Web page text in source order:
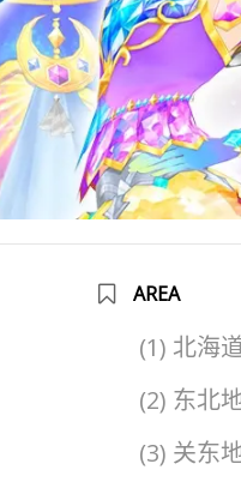
AREA
(1) 北海
(2) 东北
(3) 关东